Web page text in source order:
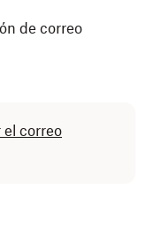
de correo
correo